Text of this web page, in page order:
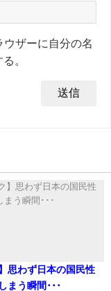
ザーに自分の名
。
思わず日本の国民性
まう瞬間･･･